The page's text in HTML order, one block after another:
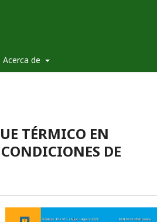
Acerca de
TÉRMICO EN
DE